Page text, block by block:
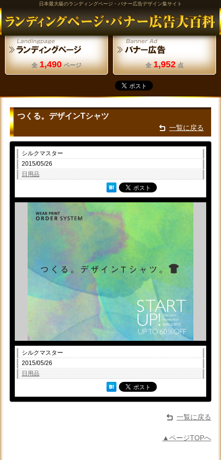
日本最大級のランディングページ・バナー広告デザイン集サイト
全 1,490 ページ 全 1,952 点
つくる。デザインTシャツ
一覧に戻る
シルクマスター
2015/05/26
日用品
シルクマスター
2015/05/26
日用品
一覧に戻る
▲ページTOPへ